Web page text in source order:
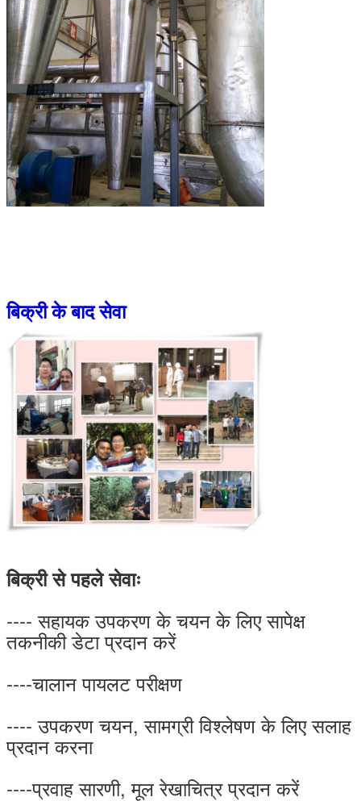
प्रस्तुत
बिक्री के बाद सेवा
बिक्री से पहले सेवाः
---- सहायक उपकरण के चयन के लिए सापेक्ष
तकनीकी डेटा प्रदान करें
----चालान पायलट परीक्षण
---- उपकरण चयन, सामग्री विश्लेषण के लिए सलाह
प्रदान करना
----प्रवाह सारणी, मूल रेखाचित्र प्रदान करें